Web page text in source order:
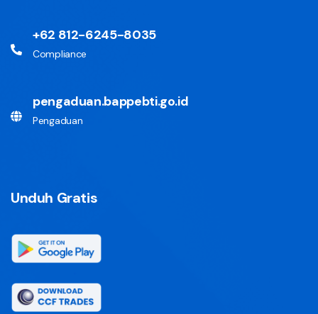
+62 812-6245-8035
Compliance
pengaduan.bappebti.go.id
Pengaduan
Unduh Gratis